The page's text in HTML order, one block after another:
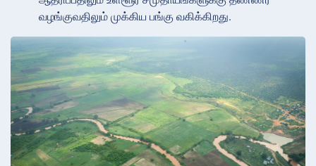
வழங்குவதிலும் முக்கிய பங்கு வகிக்கிறது.